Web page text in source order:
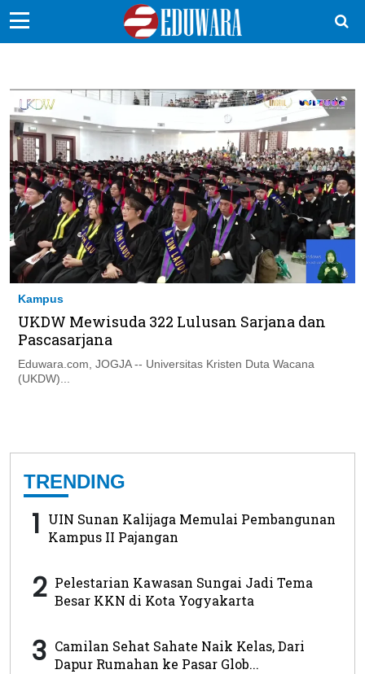
Sekolah Kita
Vokasi
Kampus
Idea
Sains
EduDana
Kampus
UKDW Mewisuda 322 Lulusan Sarjana dan
Pascasarjana
Eduwara.com, JOGJA -- Universitas Kristen Duta Wacana
(UKDW)...
TRENDING
1 UIN Sunan Kalijaga Memulai Pembangunan
Kampus II Pajangan
2 Pelestarian Kawasan Sungai Jadi Tema
Besar KKN di Kota Yogyakarta
3 Camilan Sehat Sahate Naik Kelas, Dari
Dapur Rumahan ke Pasar Glob...